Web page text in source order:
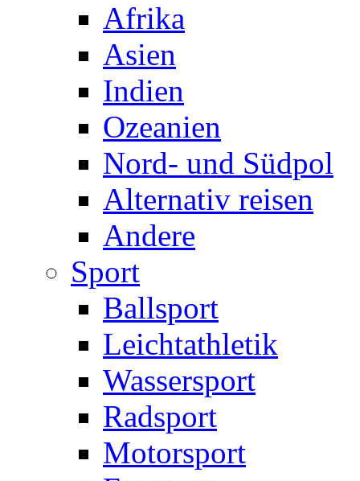
Afrika
Asien
Indien
Ozeanien
Nord- und Südpol
Alternativ reisen
Andere
Sport
Ballsport
Leichtathletik
Wassersport
Radsport
Motorsport